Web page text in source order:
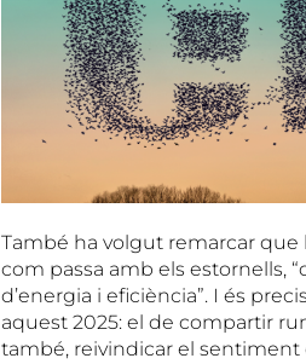
També ha volgut remarcar que
com passa amb els estornells,
d’energia i eficiència”. I és
aquest 2025: el de compartir
també, reivindicar el sentiment